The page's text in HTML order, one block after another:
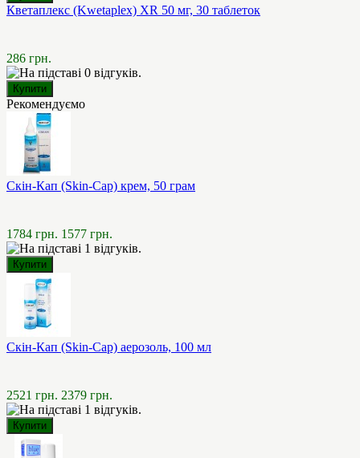
Кветаплекс (Kwetaplex) XR 50 мг, 30 таблеток
286 грн.
Рекомендуємо
Скін-Кап (Skin-Cap) крем, 50 грам
1784 грн. 1577 грн.
Скін-Кап (Skin-Cap) аерозоль, 100 мл
2521 грн. 2379 грн.